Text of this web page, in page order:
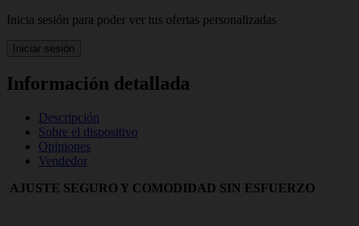
Inicia sesión para poder ver tus ofertas personalizadas
Iniciar sesión
Información detallada
Descripción
Sobre el dispositivo
Opiniones
Vendedor
AJUSTE SEGURO Y COMODIDAD SIN ESFUERZO